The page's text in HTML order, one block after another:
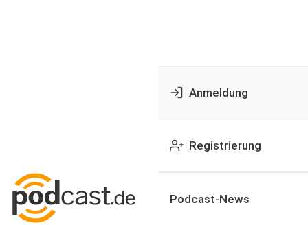
Anmeldung
Registrierung
Podcast-News